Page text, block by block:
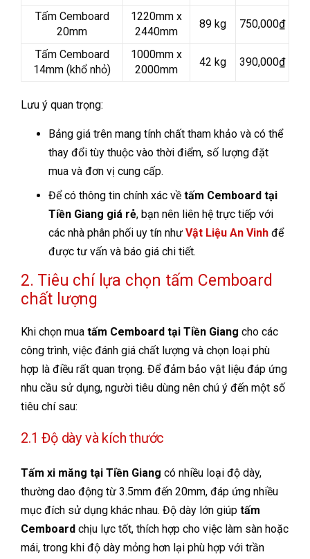
Tấm Cemboard
20mm
1220mm x
2440mm
89 kg 750,000₫
Tấm Cemboard
14mm (khổ nhỏ)
1000mm x
2000mm
42 kg 390,000₫
Lưu ý quan trọng:
Bảng giá trên mang tính chất tham khảo và có thể
thay đổi tùy thuộc vào thời điểm, số lượng đặt
mua và đơn vị cung cấp.
Để có thông tin chính xác về tấm Cemboard tại
Tiền Giang giá rẻ, bạn nên liên hệ trực tiếp với
các nhà phân phối uy tín như Vật Liệu An Vinh để
được tư vấn và báo giá chi tiết.
2. Tiêu chí lựa chọn tấm Cemboard
chất lượng
Khi chọn mua tấm Cemboard tại Tiền Giang cho các
công trình, việc đánh giá chất lượng và chọn loại phù
hợp là điều rất quan trọng. Để đảm bảo vật liệu đáp ứng
nhu cầu sử dụng, người tiêu dùng nên chú ý đến một số
tiêu chí sau:
2.1 Độ dày và kích thước
Tấm xi măng tại Tiền Giang có nhiều loại độ dày,
thường dao động từ 3.5mm đến 20mm, đáp ứng nhiều
mục đích sử dụng khác nhau. Độ dày lớn giúp tấm
Cemboard chịu lực tốt, thích hợp cho việc làm sàn hoặc
mái, trong khi độ dày mỏng hơn lại phù hợp với trần